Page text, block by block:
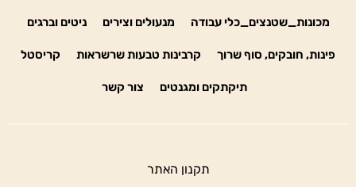
מכונות_שטנצים_כלי עבודה מנעולים וצירים ניטים וברגים
פינות, חובקים, סוף שרוך קרבינות טבעות שרשראות קריסטל
תיקתקים ומגנטים צור קשר
תקנון האתר